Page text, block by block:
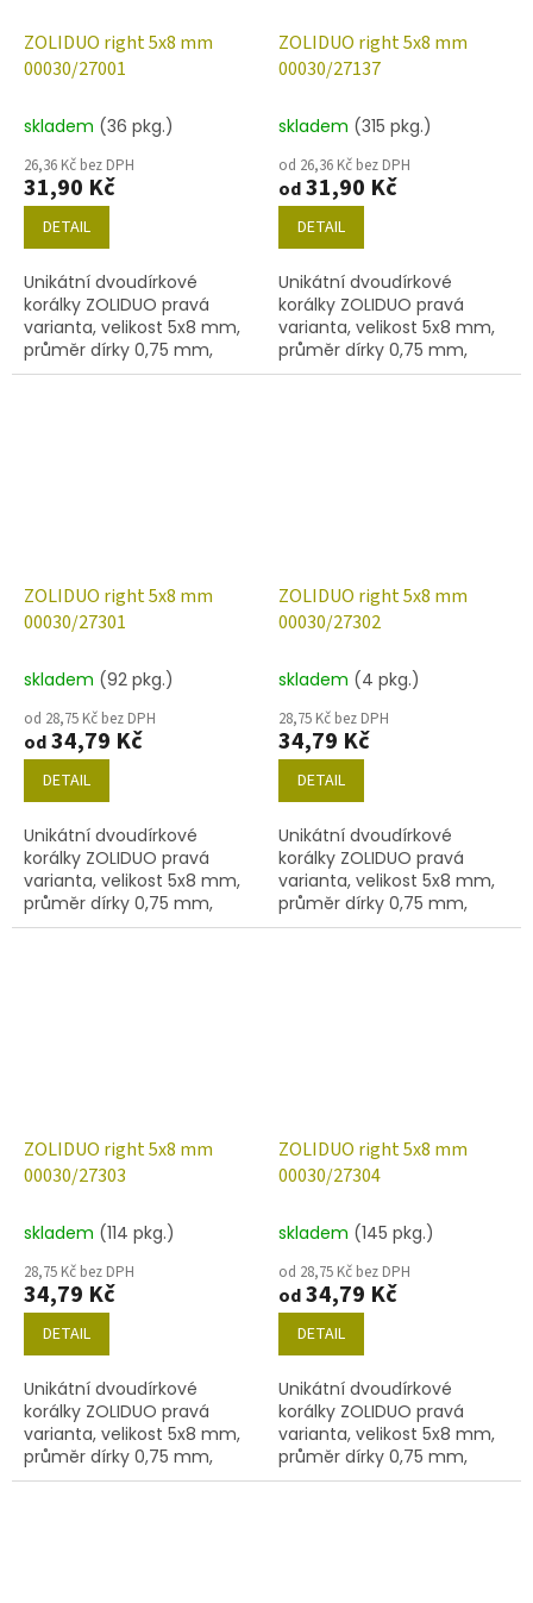
ZOLIDUO right 5x8 mm
00030/27001
skladem (36 pkg.)
26,36 Kč bez DPH
31,90 Kč
DETAIL
Unikátní dvoudírkové
korálky ZOLIDUO pravá
varianta, velikost 5x8 mm,
průměr dírky 0,75 mm,
obsah balení 20 ks nebo
ZOLIDUO right 5x8 mm
00030/27137
skladem (315 pkg.)
od 26,36 Kč bez DPH
od31,90 Kč
DETAIL
Unikátní dvoudírkové
korálky ZOLIDUO pravá
varianta, velikost 5x8 mm,
průměr dírky 0,75 mm,
obsah balení 20 ks nebo
ZOLIDUO right 5x8 mm
00030/27301
skladem (92 pkg.)
od 28,75 Kč bez DPH
od34,79 Kč
DETAIL
Unikátní dvoudírkové
korálky ZOLIDUO pravá
varianta, velikost 5x8 mm,
průměr dírky 0,75 mm,
obsah balení 20 ks nebo
ZOLIDUO right 5x8 mm
00030/27302
skladem (4 pkg.)
28,75 Kč bez DPH
34,79 Kč
DETAIL
Unikátní dvoudírkové
korálky ZOLIDUO pravá
varianta, velikost 5x8 mm,
průměr dírky 0,75 mm,
obsah balení 20 ks nebo
ZOLIDUO right 5x8 mm
00030/27303
skladem (114 pkg.)
28,75 Kč bez DPH
34,79 Kč
DETAIL
Unikátní dvoudírkové
korálky ZOLIDUO pravá
varianta, velikost 5x8 mm,
průměr dírky 0,75 mm,
obsah balení 20 ks nebo
ZOLIDUO right 5x8 mm
00030/27304
skladem (145 pkg.)
od 28,75 Kč bez DPH
od34,79 Kč
DETAIL
Unikátní dvoudírkové
korálky ZOLIDUO pravá
varianta, velikost 5x8 mm,
průměr dírky 0,75 mm,
obsah balení 20 ks nebo